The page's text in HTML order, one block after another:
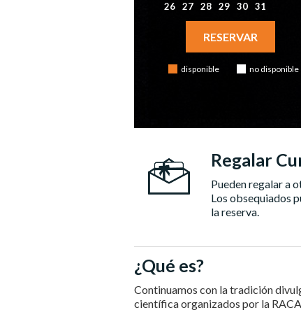
26
27 28 29 30 31
RESERVAR
disponible no disponible
Regalar
Pueden regalar a
Los obsequiados
la reserva.
¿Qué es?
Continuamos con la tradición
científica organizados por la